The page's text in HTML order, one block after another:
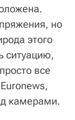
но
этого
ситуацию,
все
камерами.